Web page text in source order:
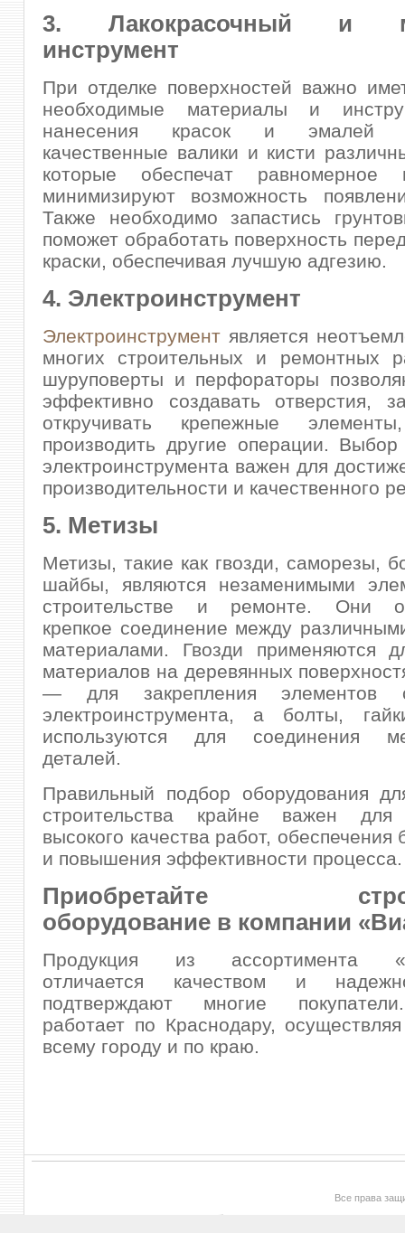
3. Лакокрасочный и
инструмент
При отделке поверхностей важно
необходимые материалы и
нанесения красок и эмалей
качественные валики и кисти
которые обеспечат равномерное
минимизируют возможность
Также необходимо запастись
поможет обработать поверхность
краски, обеспечивая лучшую адгезию.
4. Электроинструмент
Электроинструмент является
многих строительных и ремонтных
шуруповерты и перфораторы
эффективно создавать отверстия,
откручивать крепежные
производить другие операции. Выбор
электроинструмента важен для
производительности и качественного
5. Метизы
Метизы, такие как гвозди, саморезы,
шайбы, являются незаменимыми
строительстве и ремонте. Они
крепкое соединение между
материалами. Гвозди применяются
материалов на деревянных
— для закрепления элементов
электроинструмента, а болты,
используются для соединения
деталей.
Правильный подбор оборудования
строительства крайне важен для
высокого качества работ, обеспечения
и повышения эффективности процесса.
Приобретайте
оборудование в компании
Продукция из ассортимента
отличается качеством и
подтверждают многие
работает по Краснодару,
всему городу и по краю.
Все права